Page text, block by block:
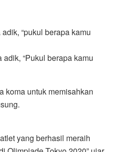
“pukul berapa kamu
“Pukul berapa kamu
koma untuk memisahkan
yang berhasil meraih